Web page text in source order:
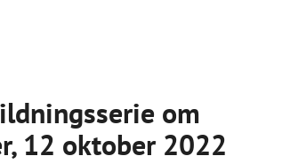
om
12 oktober 2022